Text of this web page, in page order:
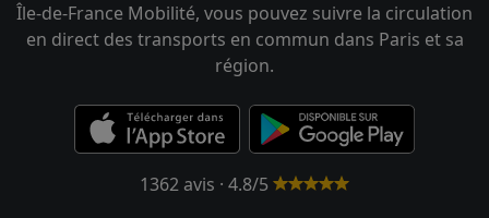
Île-de-France Mobilité, vous pouvez suivre la circulation
en direct des transports en commun dans Paris et sa
région.
1362 avis · 4.8/5